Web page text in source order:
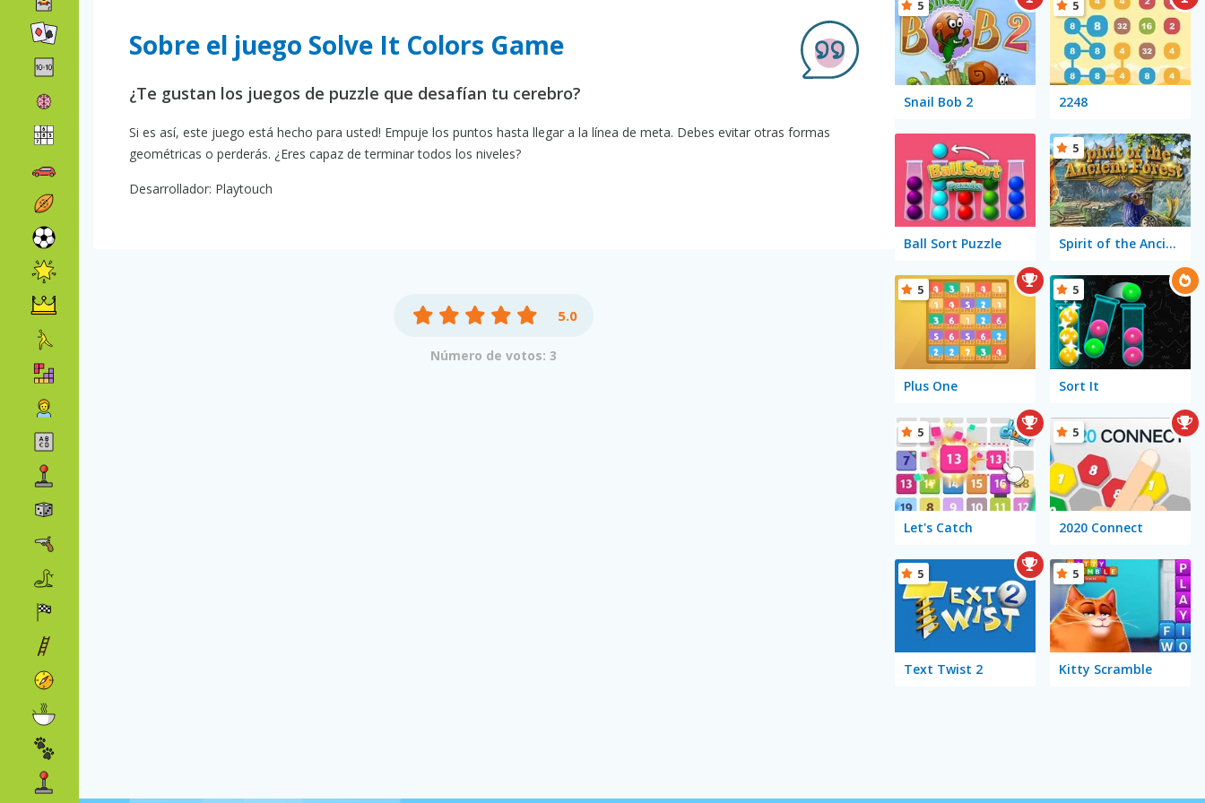
Sobre el juego Solve It Colors Game
¿Te gustan los juegos de puzzle que desafían tu cerebro?
Si es así, este juego está hecho para usted! Empuje los puntos hasta llegar a la línea de meta. Debes evitar otras formas
geométricas o perderás. ¿Eres capaz de terminar todos los niveles?
Desarrollador: Playtouch
5.0
Número de votos: 3
Snail Bob 2
5
2248
5
Ball Sort Puzzle Spirit of the Ancient Forest
5
Plus One
5
Sort It
5
Let's Catch
5
2020 Connect
5
Text Twist 2
5
Kitty Scramble
5